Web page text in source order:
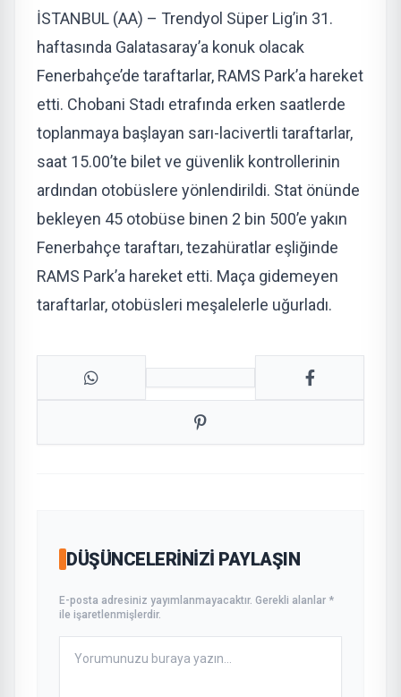
İSTANBUL (AA) – Trendyol Süper Lig’in 31.
haftasında Galatasaray’a konuk olacak
Fenerbahçe’de taraftarlar, RAMS Park’a hareket
etti. Chobani Stadı etrafında erken saatlerde
toplanmaya başlayan sarı-lacivertli taraftarlar,
saat 15.00’te bilet ve güvenlik kontrollerinin
ardından otobüslere yönlendirildi. Stat önünde
bekleyen 45 otobüse binen 2 bin 500’e yakın
Fenerbahçe taraftarı, tezahüratlar eşliğinde
RAMS Park’a hareket etti. Maça gidemeyen
taraftarlar, otobüsleri meşalelerle uğurladı.
DÜŞÜNCELERINIZI PAYLAŞIN
E-posta adresiniz yayımlanmayacaktır. Gerekli alanlar *
ile işaretlenmişlerdir.